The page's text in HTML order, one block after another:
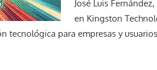
José Luis
en Kingston
tecnológica para empresas y